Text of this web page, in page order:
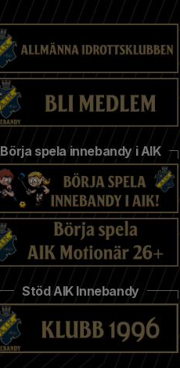
Börja spela innebandy i AIK
Stöd AIK Innebandy